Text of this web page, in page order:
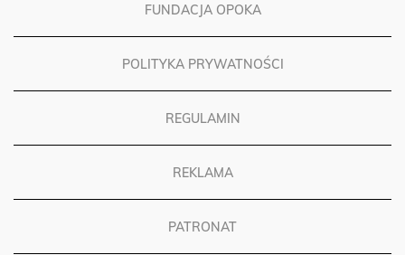
FUNDACJA OPOKA
POLITYKA PRYWATNOŚCI
REGULAMIN
REKLAMA
PATRONAT